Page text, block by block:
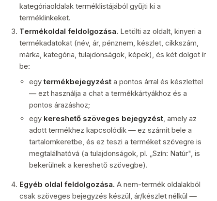
kategóriaoldalak terméklistájából gyűjti ki a
terméklinkeket.
Termékoldal feldolgozása. Letölti az oldalt, kinyeri a
termékadatokat (név, ár, pénznem, készlet, cikkszám,
márka, kategória, tulajdonságok, képek), és két dolgot ír
be:
egytermékbejegyzést a pontos árral és készlettel
— ezt használja a chat a termékkártyákhoz és a
pontos árazáshoz;
egy kereshető szöveges bejegyzést, amely az
adott termékhez kapcsolódik — ez számít bele a
tartalomkeretbe, és ez teszi a terméket szövegre is
megtalálhatóvá (a tulajdonságok, pl. „Szín: Natúr", is
bekerülnek a kereshető szövegbe).
Egyéb oldal feldolgozása. A nem-termék oldalakból
csak szöveges bejegyzés készül, ár/készlet nélkül —